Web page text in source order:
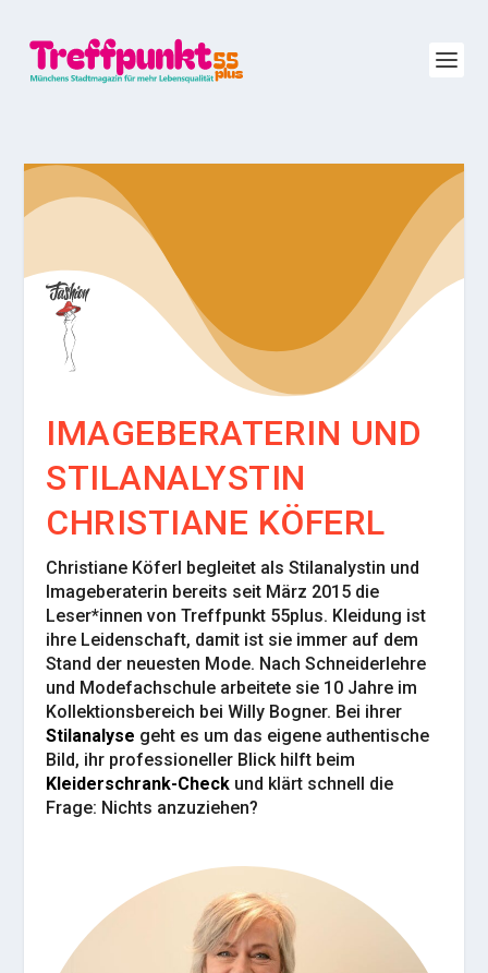
IMAGEBERA­TERIN UND
STILANALYSTIN
CHRISTIANE KÖFERL
Christiane Köferl begleitet als Stilana­lys­tin und
Imageberaterin bereits seit März 2015 die
Leser*innen von Treffpunkt 55plus. Kleidung ist
ihre Leidenschaft, damit ist sie immer auf dem
Stand der neuesten Mode. Nach Schneiderlehre
und Modefachschule arbeitete sie 10 Jahre im
Kollektionsbereich bei Willy Bogner. Bei ihrer
Stilanalyse geht es um das eigene authentische
Bild, ihr professioneller Blick hilft beim
Kleiderschrank-Check und klärt schnell die
Frage: Nichts anzuziehen?